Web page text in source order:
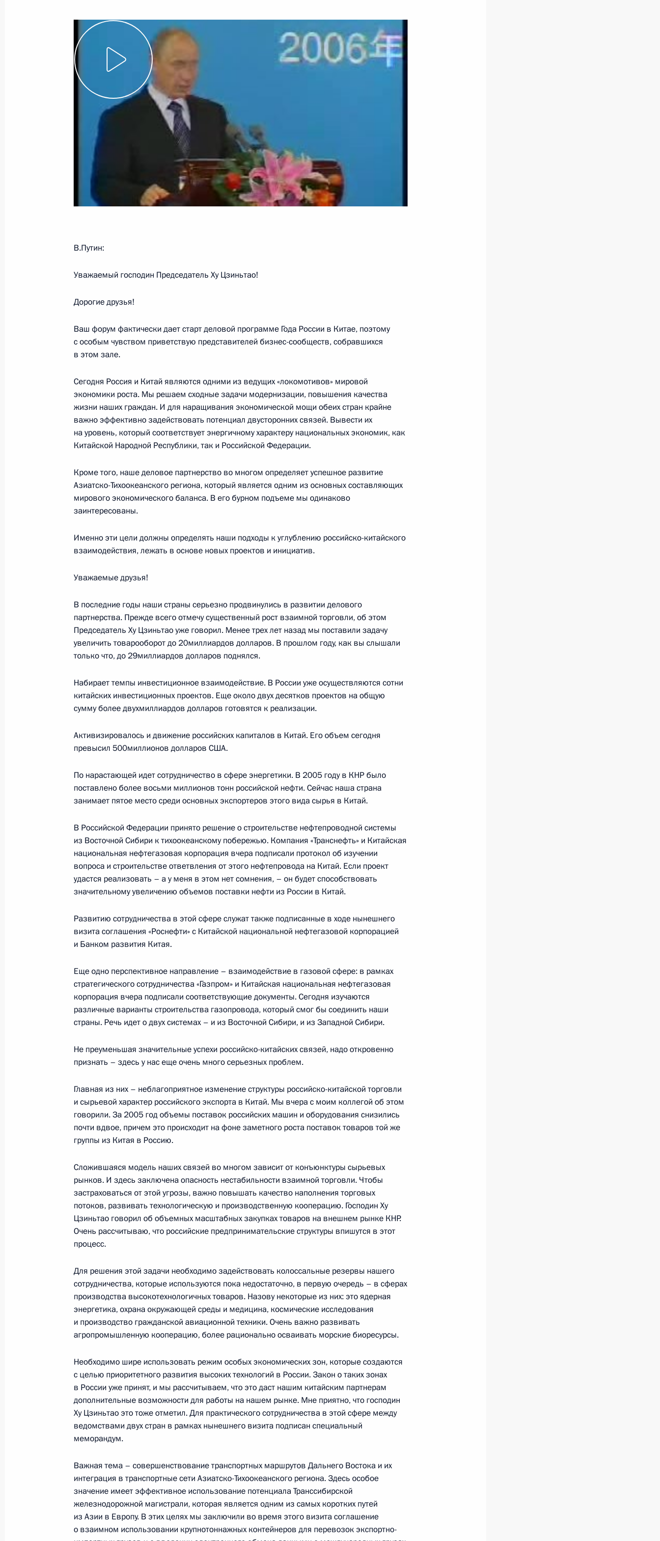
Показать следующие материалы
23 марта 2006 года, четверг
Выступление на церемонии вручения государственных наград
23 марта 2006 года, 17:19 Москва, Кремль
22 марта 2006 года, среда
Начало встречи с Председателем Постоянного комитета
Всекитайского собрания народных представителей У Банго
22 марта 2006 года, 11:44 Пекин
Начало встречи с Премьером Госсовета Китайской Народной
22 марта 2006 года, 11:42 Пекин
Выступление на Российско-китайском экономическом форуме
22 марта 2006 года, 11:23 Пекин
21 марта 2006 года, вторник
Выступление на торжественной церемонии открытия Года России
в Китае
21 марта 2006 года, 18:05 Пекин
Встреча с российскими журналистами по завершении церемонии
подписания российско-китайских документов
21 марта 2006 года, 16:41
Выступление на российско-китайских переговорах
20 марта 2006 года, понедельник
Встреча с председателем правления ОАО «Внешторгбанк»
20 марта 2006 года, 16:33 Москва, Кремль
Стенографический отчет о совещании с членами Правительства
20 марта 2006 года, 15:05 Москва, Кремль
Письменное интервью китайскому информационному агентству
«Синьхуа»
17 марта 2006 года, пятница
Начало встречи с Председателем Европейской комиссии Жозе
17 марта 2006 года, 19:30 Ново-Огарево
юстиции
17 марта 2006 года, 16:44 Москва
юстиции
17 марта 2006 года, 16:20 Москва
16 марта 2006 года, четверг
Выступление на встрече с министрами энергетики стран «Группы
восьми»
16 марта 2006 года, 20:41 Москва, Кремль
Стенографический отчет о заседании Совета законодателей
Москва
Вступительное слово на заседании Совета законодателей
16 марта 2006 года, 17:28 Москва
Начало встречи с Генеральным прокурором Владимиром
16 марта 2006 года, 16:59 Ново-Огарево
15 марта 2006 года, среда
Начало встречи с действующими офицерами и ветеранами ВМФ
Выступление на торжественном вечере, посвященном 100-летию
подводного флота России
15 марта 2006 года, 17:52 Москва
В.Путин:
Уважаемый господин Председатель Ху Цзиньтао!
Дорогие друзья!
Ваш форум фактически дает старт деловой программе Года России в Китае, поэтому
с особым чувством приветствую представителей бизнес-сообществ, собравшихся
в этом зале.
Сегодня Россия и Китай являются одними из ведущих «локомотивов» мировой
экономики роста. Мы решаем сходные задачи модернизации, повышения качества
жизни наших граждан. И для наращивания экономической мощи обеих стран крайне
важно эффективно задействовать потенциал двусторонних связей. Вывести их
на уровень, который соответствует энергичному характеру национальных экономик, как
Китайской Народной Республики, так и Российской Федерации.
Кроме того, наше деловое партнерство во многом определяет успешное развитие
Азиатско-Тихоокеанского региона, который является одним из основных составляющих
мирового экономического баланса. В его бурном подъеме мы одинаково
заинтересованы.
Именно эти цели должны определять наши подходы к углублению российско-китайского
взаимодействия, лежать в основе новых проектов и инициатив.
Уважаемые друзья!
В последние годы наши страны серьезно продвинулись в развитии делового
партнерства. Прежде всего отмечу существенный рост взаимной торговли, об этом
Председатель Ху Цзиньтао уже говорил. Менее трех лет назад мы поставили задачу
увеличить товарооборот до 20миллиардов долларов. В прошлом году, как вы слышали
только что, до 29миллиардов долларов поднялся.
Набирает темпы инвестиционное взаимодействие. В России уже осуществляются сотни
китайских инвестиционных проектов. Еще около двух десятков проектов на общую
сумму более двухмиллиардов долларов готовятся к реализации.
Активизировалось и движение российских капиталов в Китай. Его объем сегодня
превысил 500миллионов долларов США.
По нарастающей идет сотрудничество в сфере энергетики. В 2005 году в КНР было
поставлено более восьми миллионов тонн российской нефти. Сейчас наша страна
занимает пятое место среди основных экспортеров этого вида сырья в Китай.
В Российской Федерации принято решение о строительстве нефтепроводной системы
из Восточной Сибири к тихоокеанскому побережью. Компания «Транснефть» и Китайская
национальная нефтегазовая корпорация вчера подписали протокол об изучении
вопроса и строительстве ответвления от этого нефтепровода на Китай. Если проект
удастся реализовать – а у меня в этом нет сомнения, – он будет способствовать
значительному увеличению объемов поставки нефти из России в Китай.
Развитию сотрудничества в этой сфере служат также подписанные в ходе нынешнего
визита соглашения «Роснефти» с Китайской национальной нефтегазовой корпорацией
и Банком развития Китая.
Еще одно перспективное направление – взаимодействие в газовой сфере: в рамках
стратегического сотрудничества «Газпром» и Китайская национальная нефтегазовая
корпорация вчера подписали соответствующие документы. Сегодня изучаются
различные варианты строительства газопровода, который смог бы соединить наши
страны. Речь идет о двух системах – и из Восточной Сибири, и из Западной Сибири.
Не преуменьшая значительные успехи российско-китайских связей, надо откровенно
признать – здесь у нас еще очень много серьезных проблем.
Главная из них – неблагоприятное изменение структуры российско-китайской торговли
и сырьевой характер российского экспорта в Китай. Мы вчера с моим коллегой об этом
говорили. За 2005 год объемы поставок российских машин и оборудования снизились
почти вдвое, причем это происходит на фоне заметного роста поставок товаров той же
группы из Китая в Россию.
Сложившаяся модель наших связей во многом зависит от конъюнктуры сырьевых
рынков. И здесь заключена опасность нестабильности взаимной торговли. Чтобы
застраховаться от этой угрозы, важно повышать качество наполнения торговых
потоков, развивать технологическую и производственную кооперацию. Господин Ху
Цзиньтао говорил об объемных масштабных закупках товаров на внешнем рынке КНР.
Очень рассчитываю, что российские предпринимательские структуры впишутся в этот
процесс.
Для решения этой задачи необходимо задействовать колоссальные резервы нашего
сотрудничества, которые используются пока недостаточно, в первую очередь – в сферах
производства высокотехнологичных товаров. Назову некоторые из них: это ядерная
энергетика, охрана окружающей среды и медицина, космические исследования
и производство гражданской авиационной техники. Очень важно развивать
агропромышленную кооперацию, более рационально осваивать морские биоресурсы.
Необходимо шире использовать режим особых экономических зон, которые создаются
с целью приоритетного развития высоких технологий в России. Закон о таких зонах
в России уже принят, и мы рассчитываем, что это даст нашим китайским партнерам
дополнительные возможности для работы на нашем рынке. Мне приятно, что господин
Ху Цзиньтао это тоже отметил. Для практического сотрудничества в этой сфере между
ведомствами двух стран в рамках нынешнего визита подписан специальный
меморандум.
Важная тема – совершенствование транспортных маршрутов Дальнего Востока и их
интеграция в транспортные сети Азиатско-Тихоокеанского региона. Здесь особое
значение имеет эффективное использование потенциала Транссибирской
железнодорожной магистрали, которая является одним из самых коротких путей
из Азии в Европу. В этих целях мы заключили во время этого визита соглашение
о взаимном использовании крупнотоннажных контейнеров для перевозок экспортно-